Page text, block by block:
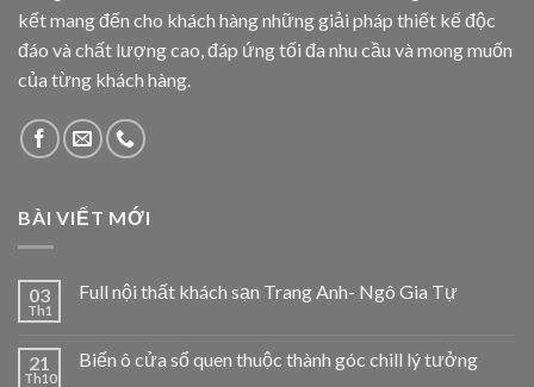
kết mang đến cho khách hàng những giải pháp thiết kế độc
đáo và chất lượng cao, đáp ứng tối đa nhu cầu và mong muốn
của từng khách hàng.
BÀI VIẾT MỚI
03
Th1
Full nội thất khách sạn Trang Anh- Ngô Gia Tự
21
Th10
Biến ô cửa sổ quen thuộc thành góc chill lý tưởng